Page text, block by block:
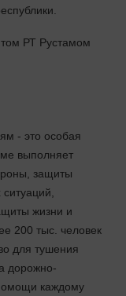
РТ Рустамом
- это особая
выполняет
защиты
жизни и
200 тыс. человек
для тушения
дорожно-
каждому